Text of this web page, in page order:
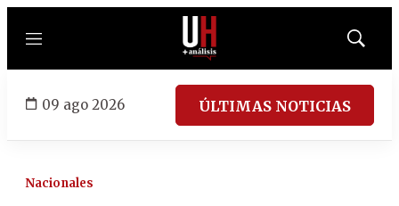
Menú
Mostrar
09 ago 2026 ÚLTIMAS NOTICIAS
Nacionales